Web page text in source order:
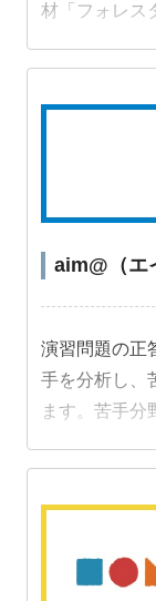
材「フォレス
aim@（エ
演習問題の正
手を分析し、
ます。苦手分